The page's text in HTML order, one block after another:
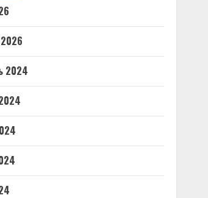
2024